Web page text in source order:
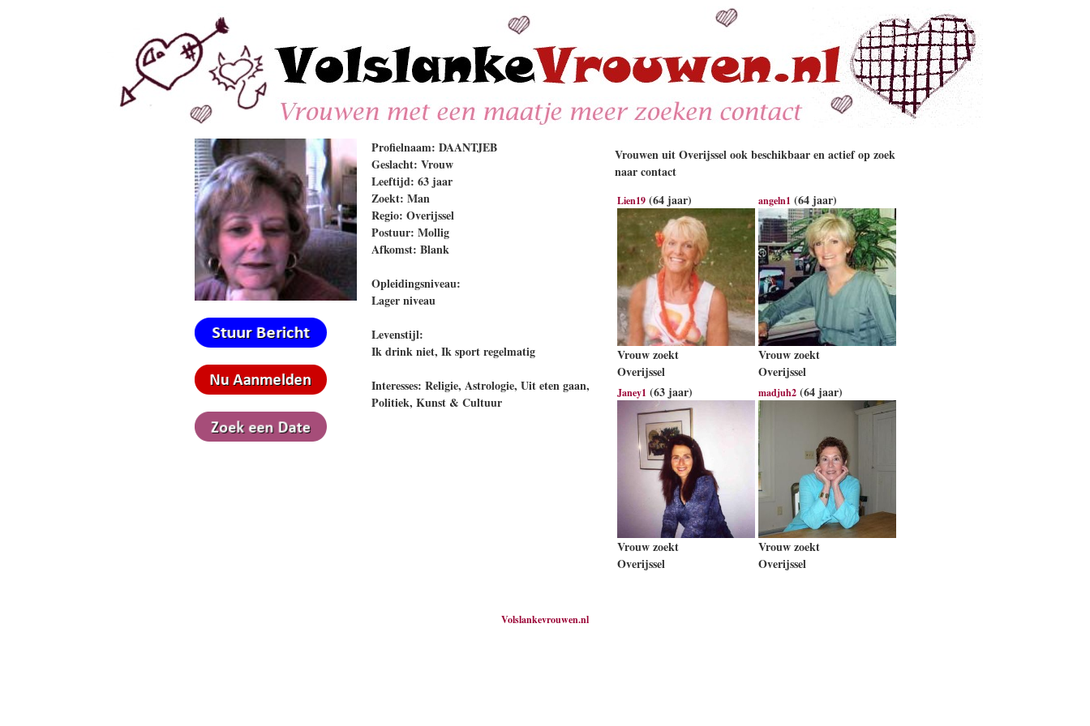
Profielnaam: DAANTJEB
Geslacht: Vrouw
Leeftijd: 63 jaar
Zoekt: Man
Regio: Overijssel
Postuur: Mollig
Afkomst: Blank
Opleidingsniveau:
Lager niveau
Levenstijl:
Ik drink niet, Ik sport regelmatig
Interesses: Religie, Astrologie, Uit eten gaan,
Politiek, Kunst & Cultuur
Vrouwen uit Overijssel ook beschikbaar en actief op zoek
naar contact
Lien19(64 jaar)
Vrouw zoekt
Overijssel
angeln1 (64 jaar)
Vrouw zoekt
Overijssel
Janey1 (63 jaar)
Vrouw zoekt
Overijssel
madjuh2(64 jaar)
Vrouw zoekt
Overijssel
Volslankevrouwen.nl